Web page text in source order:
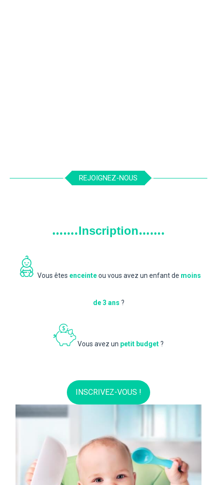
REJOIGNEZ-NOUS
…….Inscription…….
Vous êtes enceinteou vous avez un enfant de moins
de 3 ans ?
Vous avez un petit budget?
INSCRIVEZ-VOUS !